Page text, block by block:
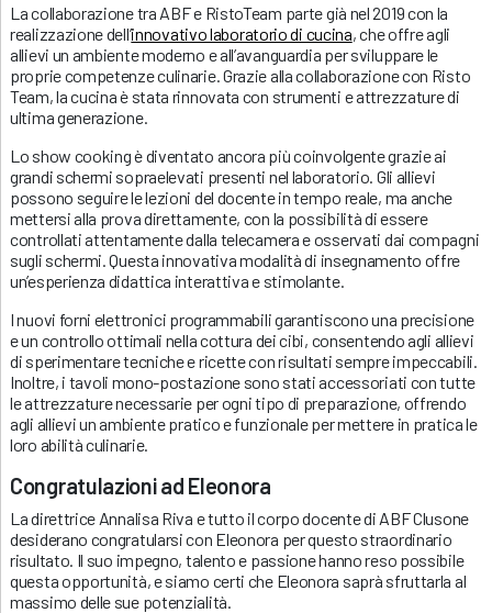
La collaborazione tra ABF e RistoTeam parte già nel 2019 con la
realizzazione dell’innovativo laboratorio di cucina, che offre agli
allievi un ambiente moderno e all’avanguardia per sviluppare le
proprie competenze culinarie. Grazie alla collaborazione con Risto
Team, la cucina è stata rinnovata con strumenti e attrezzature di
ultima generazione.
Lo show cooking è diventato ancora più coinvolgente grazie ai
grandi schermi sopraelevati presenti nel laboratorio. Gli allievi
possono seguire le lezioni del docente in tempo reale, ma anche
mettersi alla prova direttamente, con la possibilità di essere
controllati attentamente dalla telecamera e osservati dai compagni
sugli schermi. Questa innovativa modalità di insegnamento offre
un’esperienza didattica interattiva e stimolante.
I nuovi forni elettronici programmabili garantiscono una precisione
e un controllo ottimali nella cottura dei cibi, consentendo agli allievi
di sperimentare tecniche e ricette con risultati sempre impeccabili.
Inoltre, i tavoli mono-postazione sono stati accessoriati con tutte
le attrezzature necessarie per ogni tipo di preparazione, offrendo
agli allievi un ambiente pratico e funzionale per mettere in pratica le
loro abilità culinarie.
Congratulazioni ad Eleonora
La direttrice Annalisa Riva e tutto il corpo docente di ABF Clusone
desiderano congratularsi con Eleonora per questo straordinario
risultato. Il suo impegno, talento e passione hanno reso possibile
questa opportunità, e siamo certi che Eleonora saprà sfruttarla al
massimo delle sue potenzialità.